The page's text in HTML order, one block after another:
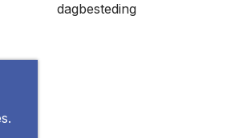
dagbesteding